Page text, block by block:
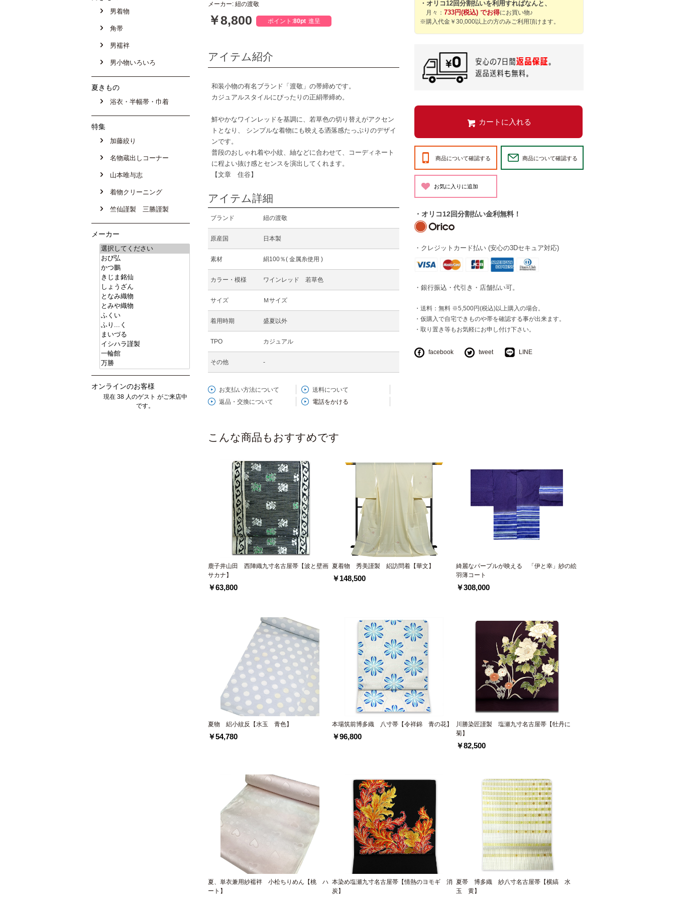
男着物
角帯
男襦袢
男小物いろいろ
夏きもの
浴衣・半幅帯・巾着
特集
加藤絞り
名物蔵出しコーナー
山本唯与志
着物クリーニング
竺仙謹製 三勝謹製
メーカー
オンラインのお客様
現在 38 人のゲスト がご来店中
です。
メーカー: 紐の渡敬
￥8,800 ポイント:80pt 進呈
アイテム紹介
和装小物の有名ブランド「渡敬」の帯締めです。
カジュアルスタイルにぴったりの正絹帯締め。
鮮やかなワインレッドを基調に、若草色の切り替えがアクセン
トとなり、 シンプルな着物にも映える洒落感たっぷりのデザイ
ンです。
普段のおしゃれ着や小紋、紬などに合わせて、コーディネート
に程よい抜け感とセンスを演出してくれます。
【文章 住谷】
アイテム詳細
ブランド 紐の渡敬
原産国 日本製
素材 絹100％( 金属糸使用 )
カラー・模様 ワインレッド 若草色
サイズ Ｍサイズ
着用時期 盛夏以外
TPO カジュアル
その他 -
お支払い方法について
送料について
返品・交換について
電話をかける
・オリコ12回分割払いを利用すればなんと、
月々：733円(税込) でお得にお買い物♪
※購入代金￥30,000以上の方のみご利用頂けます。
商品について確認する 商品について確認する
・オリコ12回分割払い金利無料！
・クレジットカード払い (安心の3Dセキュア対応)
・銀行振込・代引き・店舗払い可。
・送料：無料 ※5,500円(税込)以上購入の場合。
・仮購入で自宅できものや帯を確認する事が出来ます。
・取り置き等もお気軽にお申し付け下さい。
facebook tweet LINE
こんな商品もおすすめです
鹿子井山田 西陣織九寸名古屋帯【波と壁画
サカナ】
￥63,800
夏着物 秀美謹製 絽訪問着【華文】
￥148,500
綺麗なパープルが映える 「伊と幸」紗の絵
羽薄コート
￥308,000
夏物 絽小紋反【水玉 青色】
￥54,780
本場筑前博多織 八寸帯【令祥錦 青の花】
￥96,800
川勝染匠謹製 塩瀬九寸名古屋帯【牡丹に
菊】
￥82,500
夏、単衣兼用紗襦袢 小松ちりめん【桃 ハ
ート】
本染め塩瀬九寸名古屋帯【情熱のヨモギ 消
炭】
夏帯 博多織 紗八寸名古屋帯【横縞 水
玉 黄】